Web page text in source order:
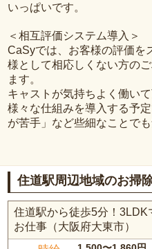
いっぱいです。
＜相互評価システム導入＞
CaSyでは、お客様の評価を
様として相応しくない方の
ます。
キャストが気持ちよく働い
様々な仕組みを導入する予
が苦手」など些細なことで
住道駅周辺地域のお掃
住道駅から徒歩5分！
お仕事（大阪府大東市）